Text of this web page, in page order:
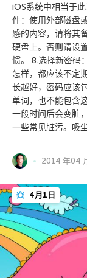
iOS系统中相当于
件：使用外部磁盘
感的内容，请将其
硬盘上。否则请设
惯。 8.选择新密码
怎样，都应该不定
长越好，密码应该
单词，也不能包含
一段时间后会变脏
一些常见脏污。吸
2014 年04
4月1日